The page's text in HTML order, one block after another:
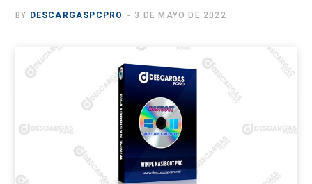
BY DESCARGASPCPRO 3 DE MAYO DE 2022